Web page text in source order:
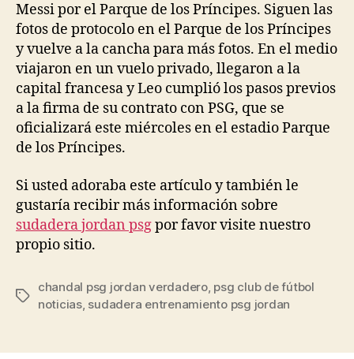
Messi por el Parque de los Príncipes. Siguen las
fotos de protocolo en el Parque de los Príncipes
y vuelve a la cancha para más fotos. En el medio
viajaron en un vuelo privado, llegaron a la
capital francesa y Leo cumplió los pasos previos
a la firma de su contrato con PSG, que se
oficializará este miércoles en el estadio Parque
de los Príncipes.
Si usted adoraba este artículo y también le
gustaría recibir más información sobre
sudadera jordan psgpor favor visite nuestro
propio sitio.
Etiquetas
chandal psg jordan verdadero, psg club de fútbol
noticias, sudadera entrenamiento psg jordan